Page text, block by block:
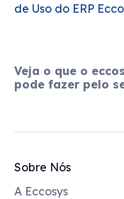
de Uso do ERP
Veja o que o
pode fazer pelo
Sobre Nós
A Eccosys